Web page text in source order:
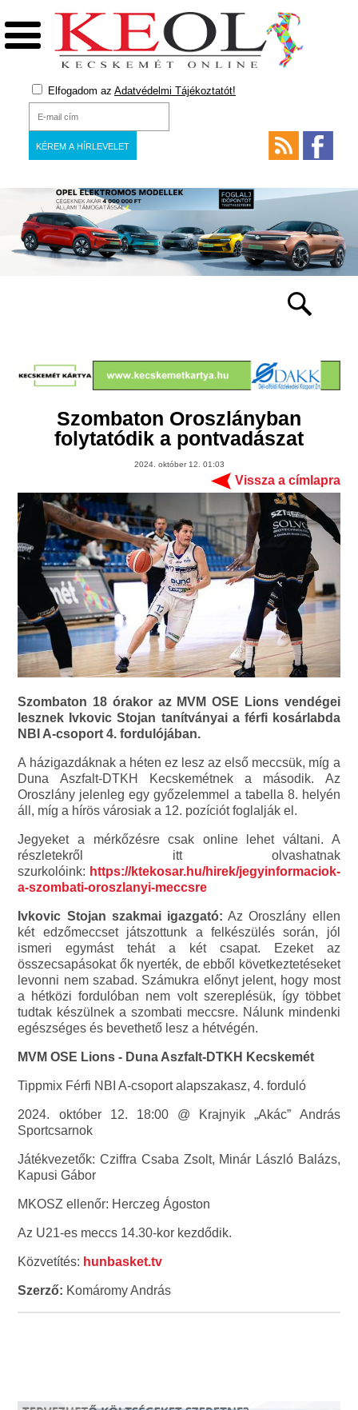
Elfogadom az Adatvédelmi Tájékoztatót!
Szombaton Oroszlányban
folytatódik a pontvadászat
2024. október 12. 01:03
Vissza a címlapra
Szombaton 18 órakor az MVM OSE Lions vendégei
lesznek Ivkovic Stojan tanítványai a férfi kosárlabda
NBI A-csoport 4. fordulójában.
A házigazdáknak a héten ez lesz az első meccsük, míg a
Duna Aszfalt-DTKH Kecskemétnek a második. Az
Oroszlány jelenleg egy győzelemmel a tabella 8. helyén
áll, míg a hírös városiak a 12. pozíciót foglalják el.
Jegyeket a mérkőzésre csak online lehet váltani. A
részletekről itt olvashatnak
szurkolóink: https://ktekosar.hu/hirek/jegyinformaciok-
a-szombati-oroszlanyi-meccsre
Ivkovic Stojan szakmai igazgató: Az Oroszlány ellen
két edzőmeccset játszottunk a felkészülés során, jól
ismeri egymást tehát a két csapat. Ezeket az
összecsapásokat ők nyerték, de ebből következtetéseket
levonni nem szabad. Számukra előnyt jelent, hogy most
a hétközi fordulóban nem volt szereplésük, így többet
tudtak készülnek a szombati meccsre. Nálunk mindenki
egészséges és bevethető lesz a hétvégén.
MVM OSE Lions - Duna Aszfalt-DTKH Kecskemét
Tippmix Férfi NBI A-csoport alapszakasz, 4. forduló
2024. október 12. 18:00 @ Krajnyik „Akác” András
Sportcsarnok
Játékvezetők: Cziffra Csaba Zsolt, Minár László Balázs,
Kapusi Gábor
MKOSZ ellenőr: Herczeg Ágoston
Az U21-es meccs 14.30-kor kezdődik.
Közvetítés: hunbasket.tv
Szerző: Komáromy András